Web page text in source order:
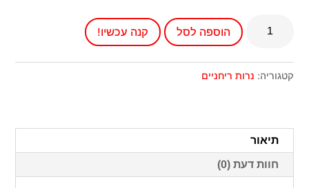
ריחני
בכוס
בטון
עבודת
הוספה לסל קנה עכשיו!
קטגוריה: נרות ריחניים
תיאור
חוות דעת (0)